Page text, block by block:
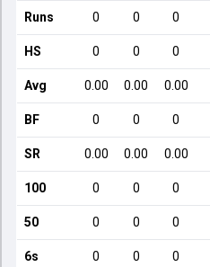
Runs 0 0 0
HS 0 0 0
Avg 0.00 0.00 0.00
BF 0 0 0
SR 0.00 0.00 0.00
100 0 0 0
50 0 0 0
6s 0 0 0